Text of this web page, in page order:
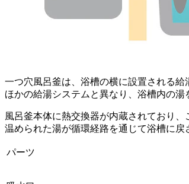
一つ穴風呂釜は、浴槽の横に設置される給
ほかの給湯システムと異なり、浴槽内の湯
風呂釜本体に熱交換器が内蔵されており、
温められた湯が循環経路を通じて浴槽に戻
パーツ